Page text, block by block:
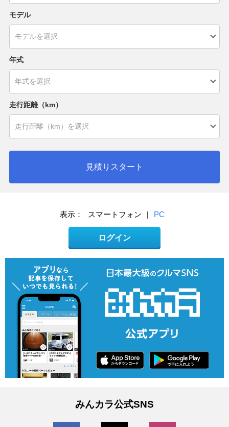
モデル
年式
走行距離（km）
見積りスタート
表示： スマートフォン | PC
ログイン
みんカラ公式SNS